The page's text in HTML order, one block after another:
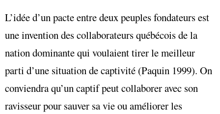
L’idée d’un pacte entre deux peuples fondateurs est
une invention des collaborateurs québécois de la
nation dominante qui voulaient tirer le meilleur
parti d’une situation de captivité (Paquin 1999). On
conviendra qu’un captif peut collaborer avec son
ravisseur pour sauver sa vie ou améliorer les